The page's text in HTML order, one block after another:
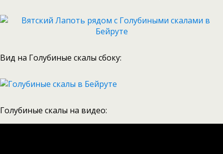
Вид на Голубиные скалы сбоку:
Голубиные скалы на видео: